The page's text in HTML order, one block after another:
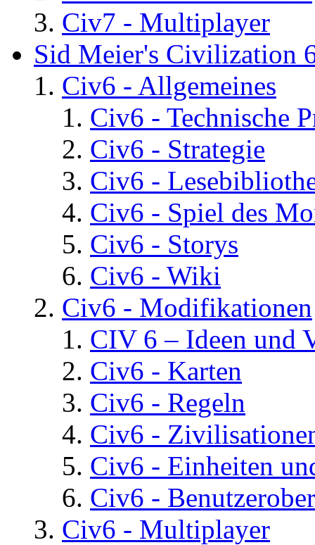
Civ7 - Multiplayer
Sid Meier's Civilization
Civ6 - Allgemeines
Civ6 - Technische
Civ6 - Strategie
Civ6 -
Civ6 - Spiel des
Civ6 - Storys
Civ6 - Wiki
Civ6 - Modifikationen
CIV 6 – Ideen und
Civ6 - Karten
Civ6 - Regeln
Civ6 -
Civ6 - Einheiten
Civ6 -
Civ6 - Multiplayer